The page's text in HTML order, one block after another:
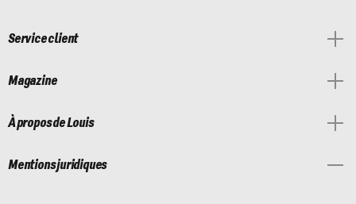
Service client
Magazine
À propos de Louis
Mentions juridiques